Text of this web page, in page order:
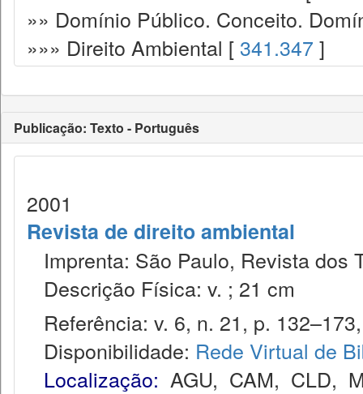
»» Domínio Público. Conceito.
»»» Direito Ambiental [ 341.347 ]
Publicação: Texto - Português
2001
Revista de direito ambiental
Imprenta: São Paulo, Revista dos
Descrição Física: v. ; 21 cm
Referência: v. 6, n. 21, p.
Disponibilidade: Rede Virtual de
Localização: AGU, CAM, CLD,